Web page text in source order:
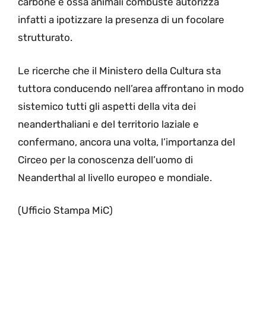
infatti a ipotizzare la presenza di un focolare
strutturato.
Le ricerche che il Ministero della Cultura sta
tuttora conducendo nell’area affrontano in modo
sistemico tutti gli aspetti della vita dei
neanderthaliani e del territorio laziale e
confermano, ancora una volta, l’importanza del
Circeo per la conoscenza dell’uomo di
Neanderthal al livello europeo e mondiale.
(Ufficio Stampa MiC)